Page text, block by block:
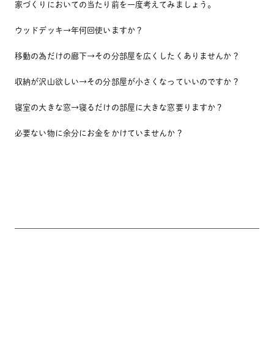
家づくりにおいての当たり前を一度考えてみましょう。
ウッドデッキ→年何回使いますか？
移動の為だけの廊下→その分部屋を広くしたくありませんか？
収納が沢山欲しい→その分部屋が小さくなっていいのですか？
寝室の大きな窓→寝るだけの部屋に大きな窓要りますか？
必要ない物に余分にお金をかけていませんか？